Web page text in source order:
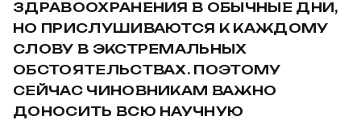
ЗДРАВООХРАНЕНИЯ В ОБЫЧНЫЕ ДНИ,
НО ПРИСЛУШИВАЮТСЯ К КАЖДОМУ
СЛОВУ В ЭКСТРЕМАЛЬНЫХ
ОБСТОЯТЕЛЬСТВАХ. ПОЭТОМУ
СЕЙЧАС ЧИНОВНИКАМ ВАЖНО
ДОНОСИТЬ ВСЮ НАУЧНУЮ